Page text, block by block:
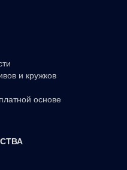
и кружков
основе